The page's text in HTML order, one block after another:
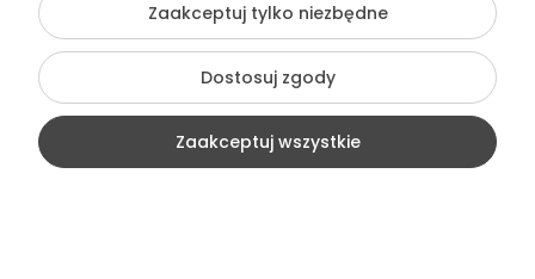
Szablon Flex byEcommercy
Zaakceptuj tylko niezbędne
Dostosuj zgody
Zaakceptuj wszystkie